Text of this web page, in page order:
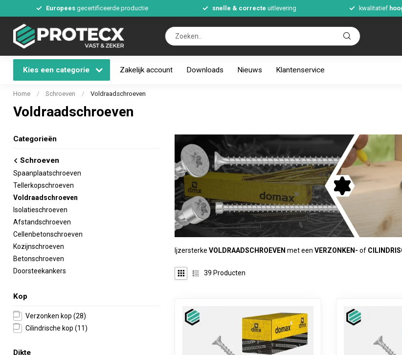
Europeesgecertificeerde productie snelle & correcte uitlevering kwalitatief
Kies een categorie Zakelijk account Downloads Nieuws Klantenservice
Home / Schroeven / Voldraadschroeven
Voldraadschroeven
Categorieën
Schroeven
Spaanplaatschroeven
Tellerkopschroeven
Voldraadschroeven
Isolatieschroeven
Afstandschroeven
Cellenbetonschroeven
Kozijnschroeven
Betonschroeven
Doorsteekankers
Kop
Verzonken kop (28)
Cilindrische kop (11)
Dikte
Ijzersterke VOLDRAADSCHROEVEN met een VERZONKEN- of
39 Producten